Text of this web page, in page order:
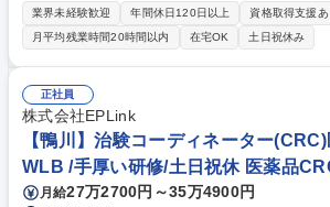
行するポジションです。社会の目まぐるしい変化
活躍させるための人事企画機能強化に伴う増員採用 となります。【業務詳
細】従業員活躍推進、働き方改革の施策立案・実
上施策の企画・展開、全国店舗への施策浸透支援
どを担当いただきます。※今までのご経験次第で
にも携わっていただきます。 必要に応じて月1～2
出張対応が発生することもございますので、フッ
動くことができる方を期待しております。 募集職種 【人事企画】国内最
大級のペットビジネス/リモート可/イオンG/年休
業界未経験歓迎 年間休日120日以上
資格取得支援あ
月平均残業時間20時間以内
在宅OK 土日祝休み
正社員
株式会社EPLink
【鴨川】治験コーディネーター
WLB /手厚い研修/土日祝休 医薬品
月給27万2700円～35万4900円